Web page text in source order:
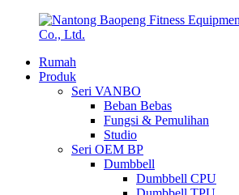
Rumah
Produk
Seri VANBO
Beban Bebas
Fungsi & Pemulihan
Studio
Seri OEM BP
Dumbbell
Dumbbell CPU